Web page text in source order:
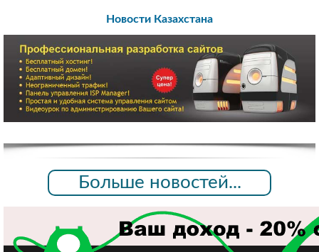
Новости Казахстана
Больше новостей...